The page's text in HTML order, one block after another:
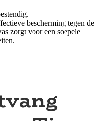
bescherming tegen de
zorgt voor een soepele